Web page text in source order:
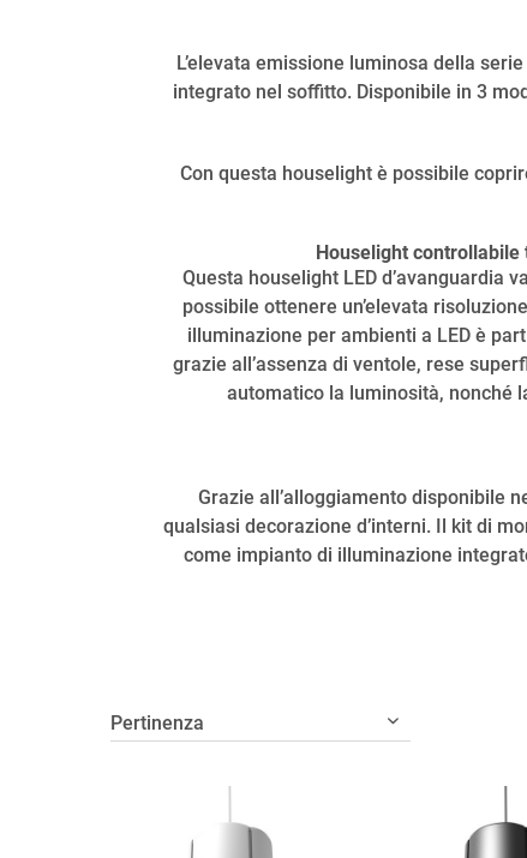
L’elevata emissione luminosa della
integrato nel soffitto. Disponibile in 3
Con questa houselight è possibile
Houselight
Questa houselight LED d’avanguardia
possibile ottenere un’elevata
illuminazione per ambienti a LED è
grazie all’assenza di ventole, rese
automatico la luminosità, nonché
Grazie all’alloggiamento disponibile
qualsiasi decorazione d’interni. Il kit di
come impianto di illuminazione